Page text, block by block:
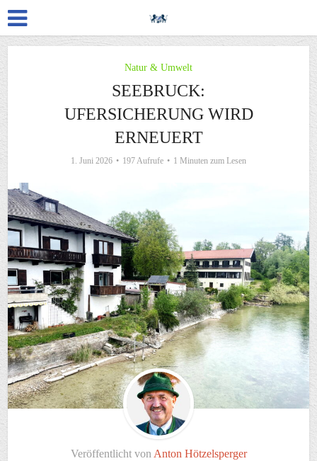
Natur & Umwelt
SEEBRUCK:
UFERSICHERUNG WIRD
ERNEUERT
1. Juni 2026 197 Aufrufe 1 Minuten zum Lesen
Veröffentlicht von Anton Hötzelsperger